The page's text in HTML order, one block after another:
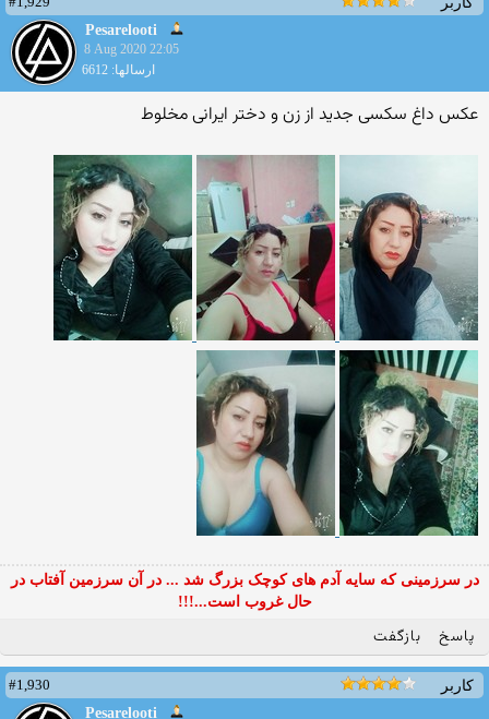
Pesarelooti
8 Aug 2020 22:05
ارسالها: 6612
عکس داغ سکسی جدید از زن و دختر ایرانی مخلوط
در سرزمینی که سایه آدم های کوچک بزرگ شد ... در آن سرزمین آفتاب در
حال غروب است...!!!
پاسخ بازگفت
کاربر
#1,930
Pesarelooti